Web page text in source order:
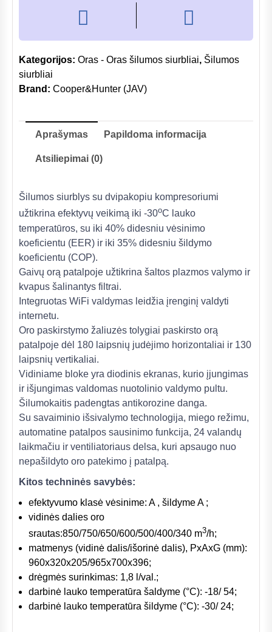
Kategorijos: Oras - Oras šilumos siurbliai, Šilumos
siurbliai
Brand: Cooper&Hunter (JAV)
Aprašymas Papildoma informacija
Atsiliepimai (0)
Šilumos siurblys su dvipakopiu kompresoriumi
užtikrina efektyvų veikimą iki -30oC lauko
temperatūros, su iki 40% didesniu vėsinimo
koeficientu (EER) ir iki 35% didesniu šildymo
koeficientu (COP).
Gaivų orą patalpoje užtikrina šaltos plazmos valymo ir
kvapus šalinantys filtrai.
Integruotas WiFi valdymas leidžia įrenginį valdyti
internetu.
Oro paskirstymo žaliuzės tolygiai paskirsto orą
patalpoje dėl 180 laipsnių judėjimo horizontaliai ir 130
laipsnių vertikaliai.
Vidiniame bloke yra diodinis ekranas, kurio įjungimas
ir išjungimas valdomas nuotolinio valdymo pultu.
Šilumokaitis padengtas antikorozine danga.
Su savaiminio išsivalymo technologija, miego režimu,
automatine patalpos sausinimo funkcija, 24 valandų
laikmačiu ir ventiliatoriaus delsa, kuri apsaugo nuo
nepašildyto oro patekimo į patalpą.
Kitos techninės savybės:
efektyvumo klasė vėsinime: A , šildyme A ;
vidinės dalies oro
srautas:850/750/650/600/500/400/340 m3/h;
matmenys (vidinė dalis/išorinė dalis), PxAxG (mm):
960x320x205/965x700x396;
drėgmės surinkimas: 1,8 l/val.;
darbinė lauko temperatūra šaldyme (°C): -18/ 54;
darbinė lauko temperatūra šildyme (°C): -30/ 24;